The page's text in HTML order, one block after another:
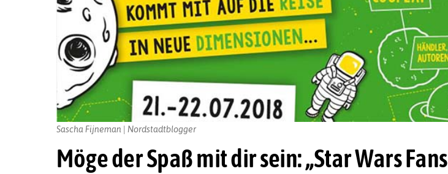
Möge der Spaß mit dir sein: „Star Wars Fans
Sascha Fijneman | Nordstadtblogger